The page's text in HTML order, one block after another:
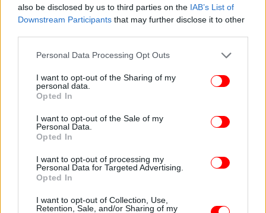
also be disclosed by us to third parties on the IAB’s List of
Downstream Participants that may further disclose it to other
Please note that this website/app uses one or more Google
not limited to your visit or usage behaviour. You may click to
grant or deny consent to Google and its third-party tags to
use your data for below specified purposes in below Google
consent section.
Personal Data Processing Opt Outs
I want to opt-out of the Sharing of my
personal data.
Opted In
I want to opt-out of the Sale of my
Personal Data.
Opted In
I want to opt-out of processing my
Personal Data for Targeted Advertising.
Opted In
I want to opt-out of Collection, Use,
Retention, Sale, and/or Sharing of my
Όλα τα μέλη του πληρώματος είναι ασφαλή και
έχουν καταμετρηθεί, ενώ δεν έχουν αναφερθεί
τραυματισμοί ή περιστατικά ρύπανσης. Το
Epaminondas έχει έκτοτε καταληφθεί από ιρανικές
δυνάμεις.
Η Technomar Shipping Inc. παραμένει σε στενή